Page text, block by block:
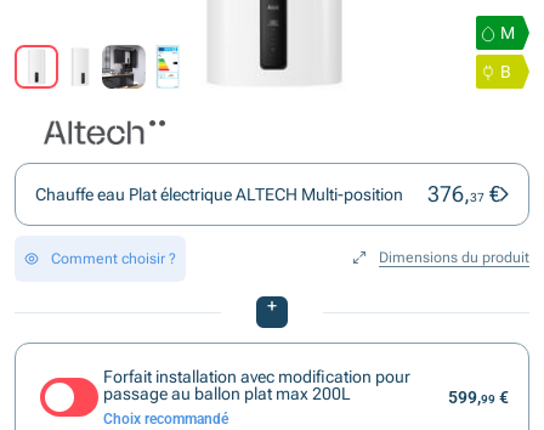
M
B
Chauffe eau Plat électrique ALTECH Multi-position 376,37 €
Comment choisir ? Dimensions du produit
+
Forfait installation avec modification pour
passage au ballon plat max 200L
Choix recommandé
599,99 €